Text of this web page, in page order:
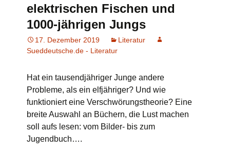
elektrischen Fischen und
1000-jährigen Jungs
17. Dezember 2019
Literatur
Sueddeutsche.de - Literatur
Hat ein tausendjähriger Junge andere
Probleme, als ein elfjähriger? Und wie
funktioniert eine Verschwörungstheorie? Eine
breite Auswahl an Büchern, die Lust machen
soll aufs lesen: vom Bilder- bis zum
Jugendbuch….